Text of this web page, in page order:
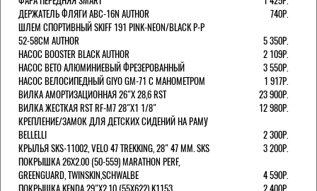
ДЕРЖАТЕЛЬ ФЛЯГИ ABC-16N AUTHOR
740Р.
ШЛЕМ СПОРТИВНЫЙ SKIFF 191 PINK-NEON/BLACK Р-Р
52-58СМ AUTHOR
5 350Р.
НАСОС BOOSTER BLACK AUTHOR
2 109Р.
НАСОС BETO АЛЮМИНИЕВЫЙ ФРЕЗЕРОВАННЫЙ
3 550Р.
НАСОС ВЕЛОСИПЕДНЫЙ GIYO GM-71 С МАНОМЕТРОМ
1 917Р.
ВИЛКА АМОРТИЗАЦИОННАЯ 26"Х 28,6 RST
23 900Р.
ВИЛКА ЖЕСТКАЯ RST RF-M7 28"Х1 1/8"
12 980Р.
КРЕПЛЕНИЕ/ЗАМОК ДЛЯ ДЕТСКИХ СИДЕНИЙ НА РАМУ
BELLELLI
2 300Р.
КРЫЛЬЯ SKS-11002, VELO 47 TREKKING, 28" 47 ММ. SKS
3 200Р.
ПОКРЫШКА 26X2.00 (50-559) MARATHON PERF,
GREENGUARD, TWINSKIN,SCHWALBE
4 590Р.
ПОКРЫШКА KENDA 29"Х2,10 (55X622) K1153
2 400Р.